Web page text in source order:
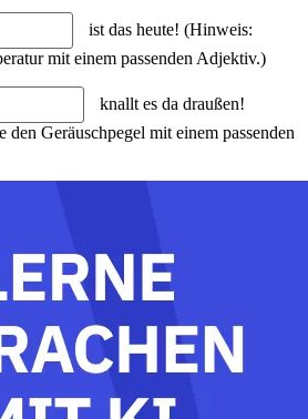
ist das heute! (Hinweis:
mit einem passenden Adjektiv.)
knallt es da draußen!
Geräuschpegel mit einem passenden